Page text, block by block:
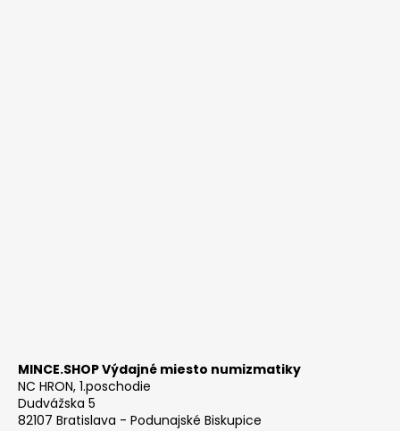
MINCE.SHOP Výdajné miesto numizmatiky
NC HRON, 1.poschodie
Dudvážska 5
82107 Bratislava - Podunajské Biskupice